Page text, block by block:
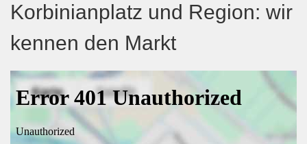
Korbinianplatz und Region: wir
kennen den Markt